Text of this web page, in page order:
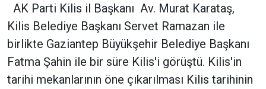
AK Parti Kilis il Başkanı Av. Murat Karataş,
Kilis Belediye Başkanı Servet Ramazan ile
birlikte Gaziantep Büyükşehir Belediye Başkanı
Fatma Şahin ile bir süre Kilis'i görüştü. Kilis'in
tarihi mekanlarının öne çıkarılması Kilis tarihinin